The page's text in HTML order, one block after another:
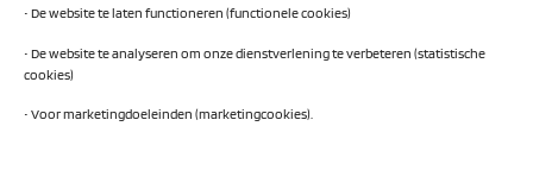
• De website te laten functioneren (functionele cookies)
• De website te analyseren om onze dienstverlening te verbeteren (statistische
cookies)
• Voor marketingdoeleinden (marketingcookies).
Traineeship SN Data & AI
Projecten